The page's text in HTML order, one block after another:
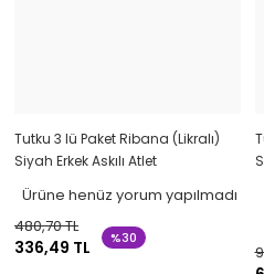
Tutku 3 lü Paket Ribana (Likralı)
Siyah Erkek Askılı Atlet
Ürüne henüz yorum yapılmadı
480,70 TL
336,49 TL %30